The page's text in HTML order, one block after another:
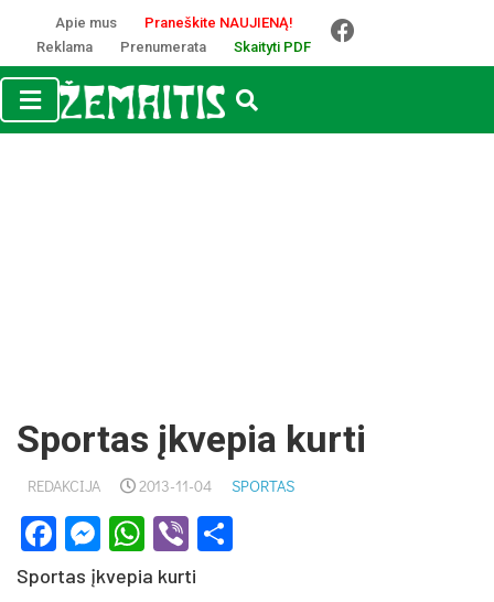
Apie mus
Praneškite NAUJIENĄ!
Reklama
Prenumerata Skaityti PDF
Sportas įkvepia kurti
REDAKCIJA 2013-11-04 SPORTAS
Facebook
Messenger
WhatsApp
Viber
Sportas įkvepia kurti